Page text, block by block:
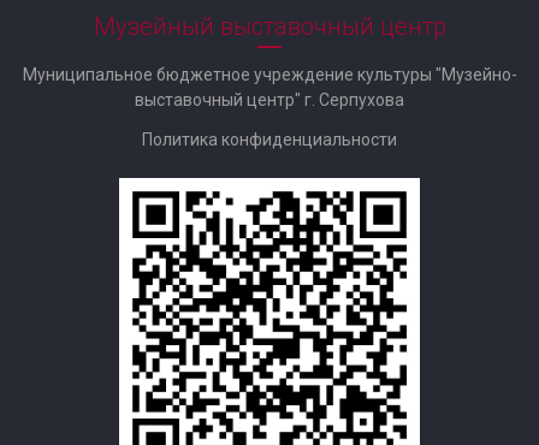
Музейный выставочный центр
Муниципальное бюджетное учреждение культуры "Музейно-
выставочный центр" г. Серпухова
Политика конфиденциальности